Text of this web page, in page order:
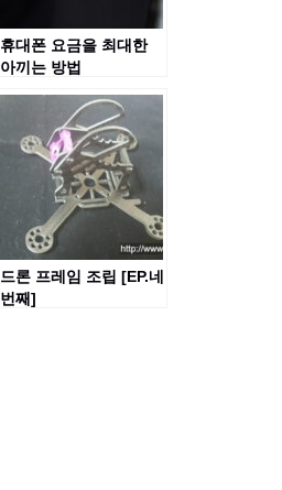
휴대폰 요금을 최대한
아끼는 방법
드론 프레임 조립 [EP.네
번째]